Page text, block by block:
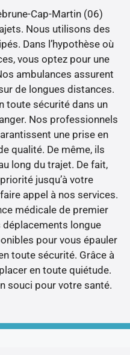
Cap-Martin (06)
Nous utilisons des
Dans l’hypothèse où
vous optez pour une
ambulances assurent
de longues distances.
toute sécurité dans un
Nos professionnels
une prise en
qualité. De même, ils
long du trajet. De fait,
jusqu’à votre
appel à nos services.
médicale de premier
longue
pour vous épauler
toute sécurité. Grâce à
en toute quiétude.
souci pour votre santé.